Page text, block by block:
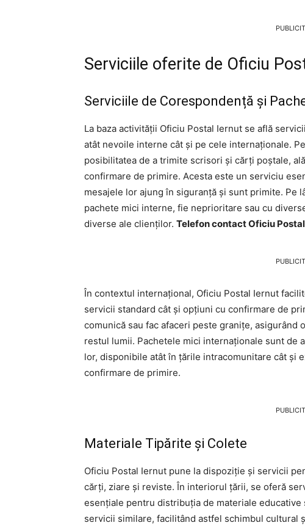
Serviciile oferite de Oficiu
Serviciile de Corespondență și
La baza activității Oficiu Postal Iernut se află
atât nevoile interne cât și pe cele internaționale.
posibilitatea de a trimite scrisori și cărți poștale,
confirmare de primire. Acesta este un serviciu
mesajele lor ajung în siguranță și sunt primite. Pe
pachete mici interne, fie neprioritare sau cu
diverse ale clienților. Telefon contact Oficiu
În contextul internațional, Oficiu Postal Iernut
servicii standard cât și opțiuni cu confirmare de
comunică sau fac afaceri peste granițe, asigurând
restul lumii. Pachetele mici internaționale sunt de
lor, disponibile atât în țările intracomunitare cât și
confirmare de primire.
Materiale Tipărite și Colete
Oficiu Postal Iernut pune la dispoziție și servicii
cărți, ziare și reviste. În interiorul țării, se oferă
esențiale pentru distribuția de materiale
servicii similare, facilitând astfel schimbul cultural